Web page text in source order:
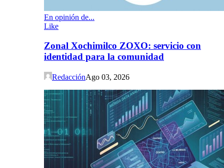
En opinión de...
Like
Zonal Xochimilco ZOXO: servicio con
identidad para la comunidad
RedacciónAgo 03, 2026